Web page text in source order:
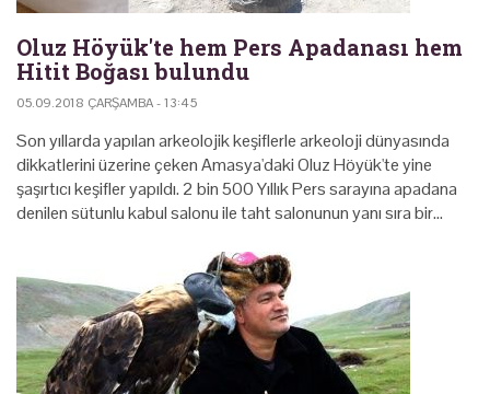
Oluz Höyük'te hem Pers Apadanası hem
Hitit Boğası bulundu
05.09.2018 ÇARŞAMBA - 13:45
Son yıllarda yapılan arkeolojik keşiflerle arkeoloji dünyasında
dikkatlerini üzerine çeken Amasya'daki Oluz Höyük'te yine
şaşırtıcı keşifler yapıldı. 2 bin 500 Yıllık Pers sarayına apadana
denilen sütunlu kabul salonu ile taht salonunun yanı sıra bir…